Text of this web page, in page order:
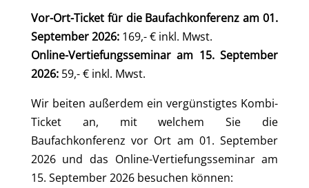
Vor-Ort-Ticket für die Baufachkonferenz am 01.
September 2026:169,- € inkl. Mwst.
Online-Vertiefungsseminar am 15. September
2026:59,- € inkl. Mwst.
Wir beiten außerdem ein vergünstigtes Kombi-
Ticket an, mit welchem Sie die
Baufachkonferenz vor Ort am 01. September
2026 und das Online-Vertiefungsseminar am
15. September 2026 besuchen können: